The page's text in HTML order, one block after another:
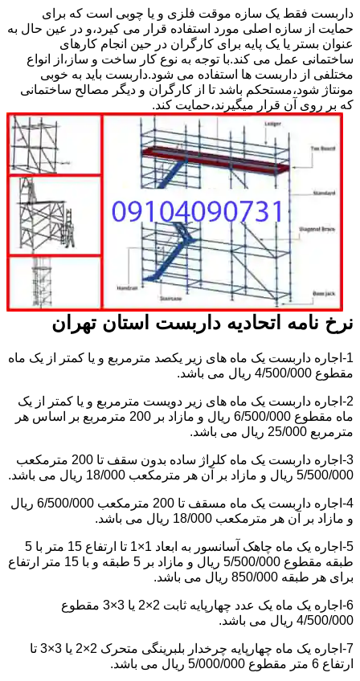
داربست فقط یک سازه موقت فلزی و یا چوبی است که برای
حمایت از سازه اصلی مورد استفاده قرار می کیرد،و در عین حال به
عنوان بستر یا یک پایه برای کارگران در حین انجام کارهای
ساختمانی عمل می کند.با توجه به نوع کار ساخت و ساز،از انواع
مختلفی از داربست ها استفاده می شود.داربست باید به خوبی
مونتاژ شود،مستحکم باشد تا از کارگران و دیگر مصالح ساختمانی
که بر روی آن قرار میگیرند،حمایت کند.
نرخ نامه اتحادیه داربست استان تهران
1-اجاره داربست یک ماه های زیر یکصد مترمربع و یا کمتر از یک ماه
مقطوع 4/500/000 ریال می باشد.
2-اجاره داربست یک ماه های زیر دویست مترمربع و یا کمتر از یک
ماه مقطوع 6/500/000 ریال و مازاد بر 200 مترمربع بر اساس هر
مترمربع 25/000 ریال می باشد.
3-اجاره داربست یک ماه کلراژ ساده بدون سقف تا 200 مترمکعب
5/500/000 ریال و مازاد بر آن هر مترمکعب 18/000 ریال می باشد.
4-اجاره داربست یک ماه مسقف تا 200 مترمکعب 6/500/000 ریال
و مازاد بر آن هر مترمکعب 18/000 ریال می باشد.
5-اجاره یک ماه چاهک آسانسور به ابعاد 1×1 تا ارتفاع 15 متر با 5
طبقه مقطوع 5/500/000 ریال و مازاد بر 5 طبقه و با 15 متر ارتفاع
برای هر طبقه 850/000 ریال می باشد.
6-اجاره یک ماه یک عدد چهارپایه ثابت 2×2 یا 3×3 مقطوع
4/500/000 ریال می باشد.
7-اجاره یک ماه چهارپایه چرخدار بلبرینگی متحرک 2×2 یا 3×3 تا
ارتفاع 6 متر مقطوع 5/000/000 ریال می باشد.